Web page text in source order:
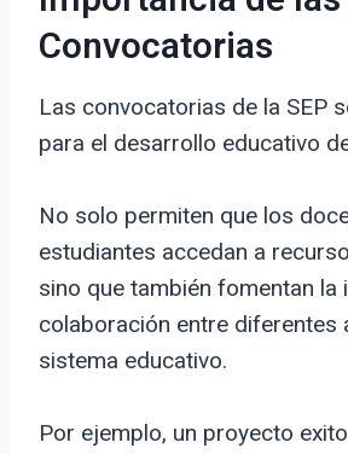
Convocatorias
Las convocatorias de la SEP
para el desarrollo educativo
No solo permiten que los
estudiantes accedan a
sino que también fomentan la
colaboración entre diferentes
sistema educativo.
Por ejemplo, un proyecto